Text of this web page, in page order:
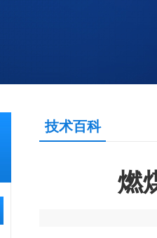
技术百科
燃